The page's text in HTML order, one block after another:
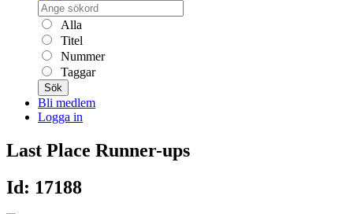
Alla
Titel
Nummer
Taggar
Sök
Bli medlem
Logga in
Last Place Runner-ups
Id: 17188